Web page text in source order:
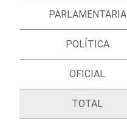
PARLAMENTARIA
POLÍTICA
OFICIAL
TOTAL